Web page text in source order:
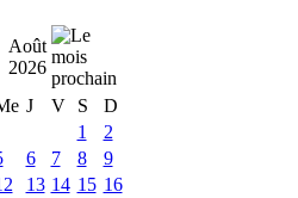
Août
2026
J V S
D
1
2
6 7 8
9
13 14 15 16